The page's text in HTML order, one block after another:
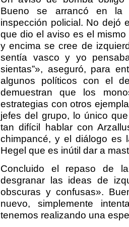
Bueno se arrancó en la
inspección policial. No dejó
que dio el aviso es el mismo
y encima se cree de
sentía vasco y yo
sientas”», aseguró, para
algunos políticos con el
demuestran que los
estrategias con otros
jefes del grupo, lo único
tan difícil hablar con
chimpancé, y el diálogo es
Hegel que es inútil dar a
Concluido el repaso de
desgranar las ideas de
obscuras y confusas».
nuevo, simplemente
tenemos realizando una